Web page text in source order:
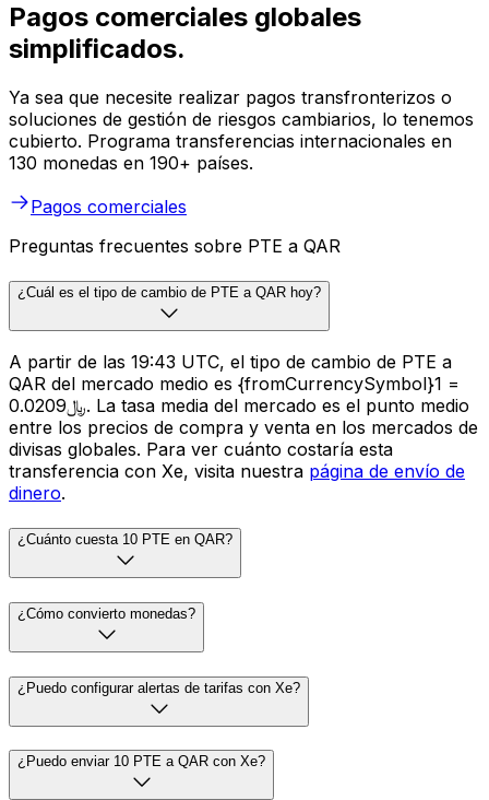
Pagos comerciales globales
simplificados.
Ya sea que necesite realizar pagos transfronterizos o
soluciones de gestión de riesgos cambiarios, lo tenemos
cubierto. Programa transferencias internacionales en
130 monedas en 190+ países.
Pagos comerciales
Preguntas frecuentes sobre PTE a QAR
¿Cuál es el tipo de cambio de PTE a QAR hoy?
A partir de las 19:43 UTC, el tipo de cambio de PTE a
QAR del mercado medio es {fromCurrencySymbol}1 =
﷼0.0209. La tasa media del mercado es el punto medio
entre los precios de compra y venta en los mercados de
divisas globales. Para ver cuánto costaría esta
transferencia con Xe, visita nuestra página de envío de
dinero.
¿Cuánto cuesta 10 PTE en QAR?
¿Cómo convierto monedas?
¿Puedo configurar alertas de tarifas con Xe?
¿Puedo enviar 10 PTE a QAR con Xe?